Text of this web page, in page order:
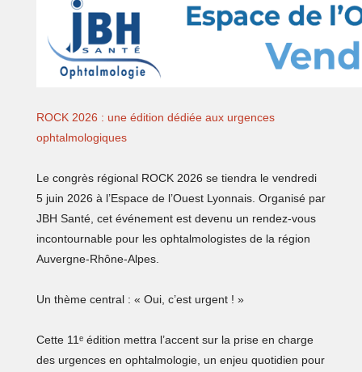
ROCK 2026 : une édition dédiée aux urgences
ophtalmologiques
Le congrès régional ROCK 2026 se tiendra le vendredi
5 juin 2026 à l’Espace de l’Ouest Lyonnais. Organisé par
JBH Santé, cet événement est devenu un rendez‑vous
incontournable pour les ophtalmologistes de la région
Auvergne‑Rhône‑Alpes.
Un thème central : « Oui, c’est urgent ! »
Cette 11ᵉ édition mettra l’accent sur la prise en charge
des urgences en ophtalmologie, un enjeu quotidien pour